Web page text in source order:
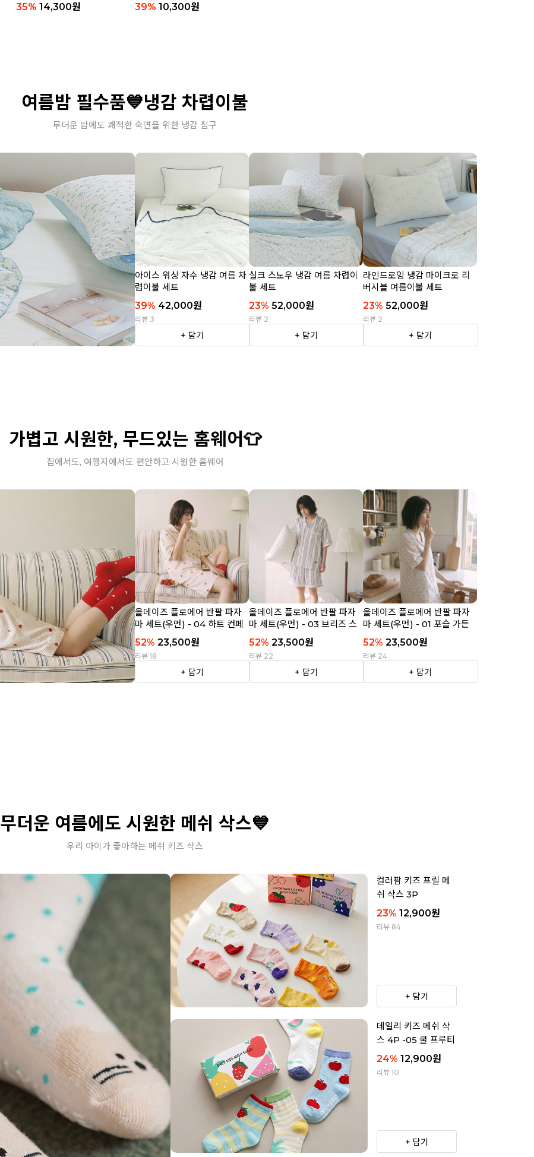
35% 14,300원
39% 10,300원
여름밤 필수품💙냉감 차렵이불
무더운 밤에도 쾌적한 숙면을 위한 냉감 침구
아이스 워싱 자수 냉감 여름 차
렵이불 세트
39% 42,000원
리뷰 3
+ 담기
실크 스노우 냉감 여름 차렵이
불 세트
23% 52,000원
리뷰 2
+ 담기
라인드로잉 냉감 마이크로 리
버시블 여름이불 세트
23% 52,000원
리뷰 2
+ 담기
가볍고 시원한, 무드있는 홈웨어👕
집에서도, 여행지에서도 편안하고 시원한 홈웨어
올데이즈 플로에어 반팔 파자
마 세트(우먼) - 04 하트 컨페
티
52% 23,500원
리뷰 18
+ 담기
올데이즈 플로에어 반팔 파자
마 세트(우먼) - 03 브리즈 스
트라이프
52% 23,500원
리뷰 22
+ 담기
올데이즈 플로에어 반팔 파자
마 세트(우먼) - 01 포슬 가든
52% 23,500원
리뷰 24
+ 담기
무더운 여름에도 시원한 메쉬 삭스💙
우리 아이가 좋아하는 메쉬 키즈 삭스
컬러팜 키즈 프릴 메
쉬 삭스 3P
23% 12,900원
리뷰 84
+ 담기
데일리 키즈 메쉬 삭
스 4P -05 쿨 프루티
24% 12,900원
리뷰 10
+ 담기